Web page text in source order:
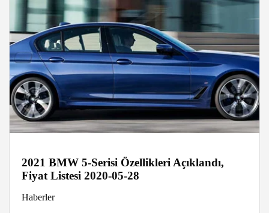
2021 BMW 5-Serisi Özellikleri Açıklandı,
Fiyat Listesi 2020-05-28
Haberler